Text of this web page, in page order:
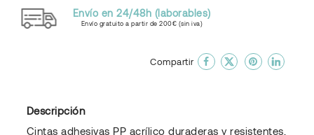
Envío en 24/48h (laborables)
Envío gratuito a partir de 200€ (sin iva)
Compartir
Descripción
Cintas adhesivas PP acrílico duraderas y resistentes,